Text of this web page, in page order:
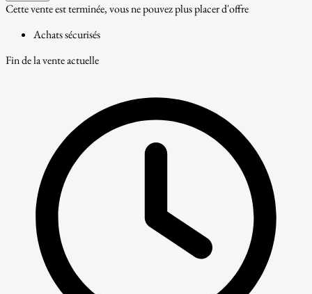
Cette vente est terminée, vous ne pouvez plus placer d'offre
Achats sécurisés
Fin de la vente actuelle